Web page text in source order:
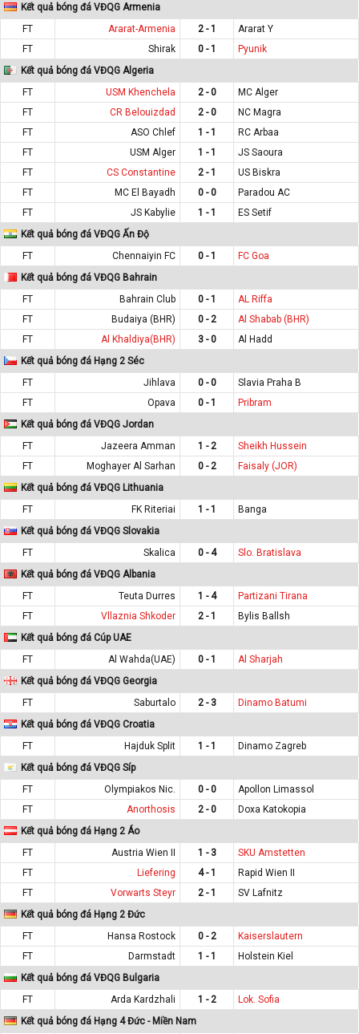
Kết quả bóng đá VĐQG Armenia
FT
Ararat-Armenia 2 - 1
Ararat Y
FT
Shirak 0 - 1
Pyunik
Kết quả bóng đá VĐQG Algeria
FT
USM Khenchela 2 - 0
MC Alger
FT
CR Belouizdad 2 - 0
NC Magra
FT
ASO Chlef 1 - 1
RC Arbaa
FT
USM Alger 1 - 1
JS Saoura
FT
CS Constantine 2 - 1
US Biskra
FT
MC El Bayadh 0 - 0
Paradou AC
FT
JS Kabylie 1 - 1
ES Setif
Kết quả bóng đá VĐQG Ấn Độ
FT
Chennaiyin FC 0 - 1
FC Goa
Kết quả bóng đá VĐQG Bahrain
FT
Bahrain Club 0 - 1
AL Riffa
FT
Budaiya (BHR) 0 - 2
Al Shabab (BHR)
FT
Al Khaldiya(BHR) 3 - 0
Al Hadd
Kết quả bóng đá Hạng 2 Séc
FT
Jihlava 0 - 0
Slavia Praha B
FT
Opava 0 - 1
Pribram
Kết quả bóng đá VĐQG Jordan
FT
Jazeera Amman 1 - 2
Sheikh Hussein
FT
Moghayer Al Sarhan 0 - 2
Faisaly (JOR)
Kết quả bóng đá VĐQG Lithuania
FT
FK Riteriai 1 - 1
Banga
Kết quả bóng đá VĐQG Slovakia
FT
Skalica 0 - 4
Slo. Bratislava
Kết quả bóng đá VĐQG Albania
FT
Teuta Durres 1 - 4
Partizani Tirana
FT
Vllaznia Shkoder 2 - 1
Bylis Ballsh
Kết quả bóng đá Cúp UAE
FT
Al Wahda(UAE) 0 - 1
Al Sharjah
Kết quả bóng đá VĐQG Georgia
FT
Saburtalo 2 - 3
Dinamo Batumi
Kết quả bóng đá VĐQG Croatia
FT
Hajduk Split 1 - 1
Dinamo Zagreb
Kết quả bóng đá VĐQG Síp
FT
Olympiakos Nic. 0 - 0
Apollon Limassol
FT
Anorthosis 2 - 0
Doxa Katokopia
Kết quả bóng đá Hạng 2 Áo
FT
Austria Wien II 1 - 3
SKU Amstetten
FT
Liefering 4 - 1
Rapid Wien II
FT
Vorwarts Steyr 2 - 1
SV Lafnitz
Kết quả bóng đá Hạng 2 Đức
FT
Hansa Rostock 0 - 2
Kaiserslautern
FT
Darmstadt 1 - 1
Holstein Kiel
Kết quả bóng đá VĐQG Bulgaria
FT
Arda Kardzhali 1 - 2
Lok. Sofia
Kết quả bóng đá Hạng 4 Đức - Miền Nam